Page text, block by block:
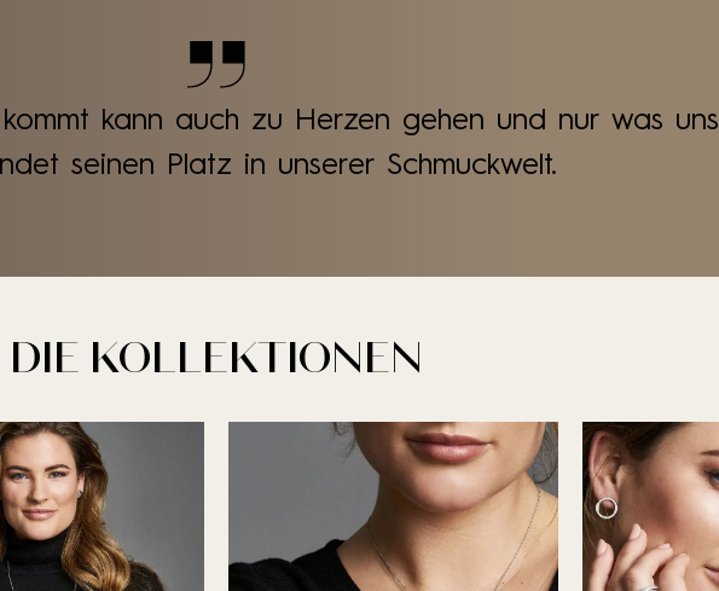
kann auch zu Herzen gehen und nur was uns
seinen Platz in unserer Schmuckwelt.
DIE KOLLEKTIONEN